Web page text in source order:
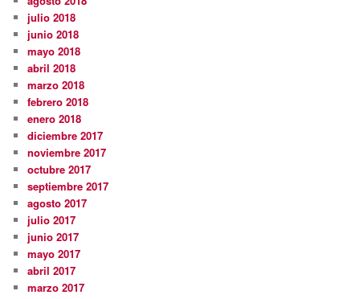
julio 2018
junio 2018
mayo 2018
abril 2018
marzo 2018
febrero 2018
enero 2018
diciembre 2017
noviembre 2017
octubre 2017
septiembre 2017
agosto 2017
julio 2017
junio 2017
mayo 2017
abril 2017
marzo 2017